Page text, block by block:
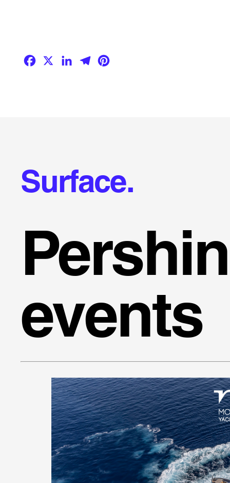
Facebook
X LinkedIn
Telegram
Surface.
events